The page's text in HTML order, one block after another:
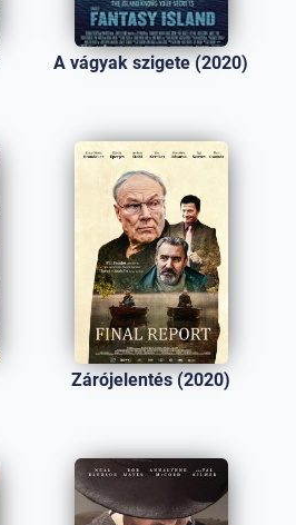
A vágyak szigete (2020)
Zárójelentés (2020)